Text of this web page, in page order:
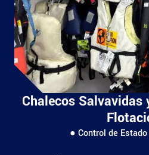
Chalecos
● Control de